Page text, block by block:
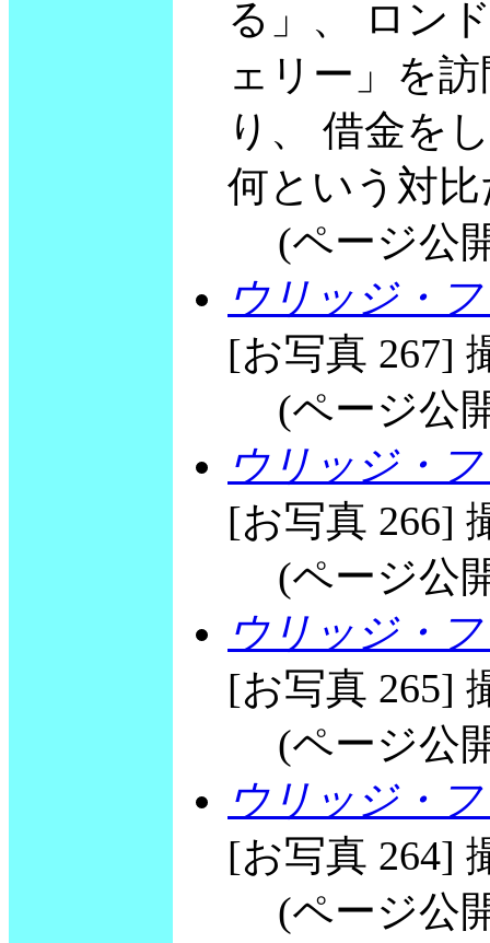
る」、 ロン
ェリー」を
り、 借金を
何という対
(ページ公
ウリッジ・
[お写真 267]
(ページ公
ウリッジ・
[お写真 266]
(ページ公
ウリッジ・
[お写真 265]
(ページ公
ウリッジ・
[お写真 264]
(ページ公